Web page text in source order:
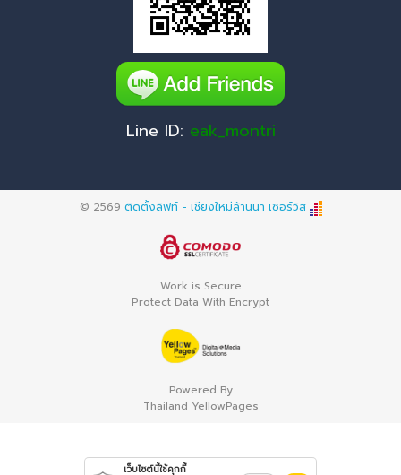
Line ID: eak_montri
© 2569 ติดตั้งลิฟท์ - เชียงใหม่ล้านนา เซอร์วิส
Work is Secure
Protect Data With Encrypt
Powered By
Thailand YellowPages
เว็บไซต์นี้ใช้คุกกี้